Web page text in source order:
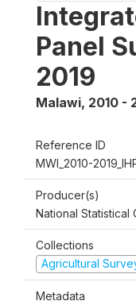
Panel
2019
Malawi, 2010 -
Reference ID
MWI_2010-
Producer(s)
National Statistical
Collections
Agricultural
Metadata